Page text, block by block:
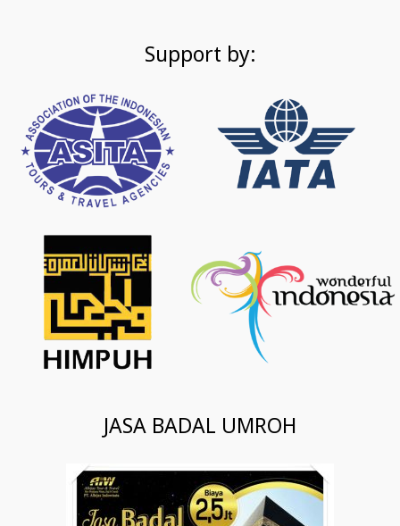
Support by:
JASA BADAL UMROH